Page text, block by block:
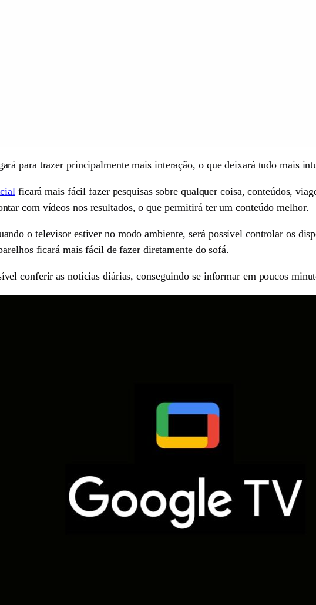
para trazer principalmente mais interação, o que deixará tudo mais
ficará mais fácil fazer pesquisas sobre qualquer coisa, conteúdos,
com vídeos nos resultados, o que permitirá ter um conteúdo melhor.
o televisor estiver no modo ambiente, será possível controlar os
ficará mais fácil de fazer diretamente do sofá.
conferir as notícias diárias, conseguindo se informar em poucos